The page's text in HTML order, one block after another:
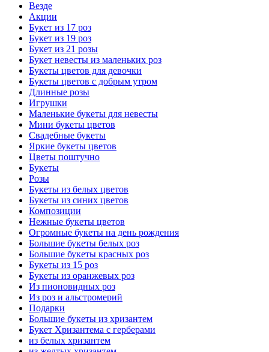
Везде
Акции
Букет из 17 роз
Букет из 19 роз
Букет из 21 розы
Букет невесты из маленьких роз
Букеты цветов для девочки
Букеты цветов с добрым утром
Длинные розы
Игрушки
Маленькие букеты для невесты
Мини букеты цветов
Свадебные букеты
Яркие букеты цветов
Цветы поштучно
Букеты
Розы
Букеты из белых цветов
Букеты из синих цветов
Композиции
Нежные букеты цветов
Огромные букеты на день рождения
Большие букеты белых роз
Большие букеты красных роз
Букеты из 15 роз
Букеты из оранжевых роз
Из пионовидных роз
Из роз и альстромерий
Подарки
Большие букеты из хризантем
Букет Хризантема с герберами
из белых хризантем